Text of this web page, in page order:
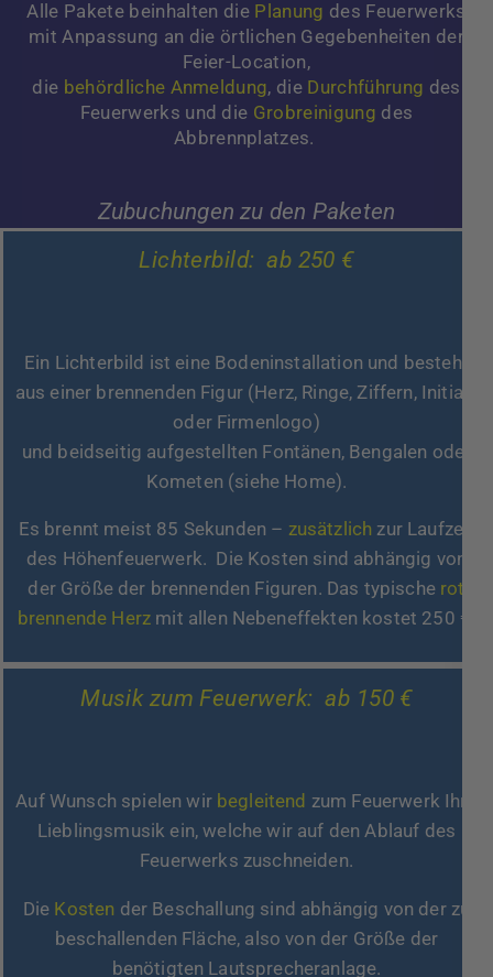
Alle Pakete beinhalten die Planung des Feuerwerks
mit Anpassung an die örtlichen Gegebenheiten der
Feier-Location,
die behördliche Anmeldung, die Durchführung des
Feuerwerks und die Grobreinigung des
Abbrennplatzes.
Zubuchungen zu den Paketen
Lichterbild: ab 250 €
Ein Lichterbild ist eine Bodeninstallation und besteht
aus einer brennenden Figur (Herz, Ringe, Ziffern, Initiale
oder Firmenlogo)
und beidseitig aufgestellten Fontänen, Bengalen oder
Kometen (siehe Home).
Es brennt meist 85 Sekunden – zusätzlich zur Laufzeit
des Höhenfeuerwerk. Die Kosten sind abhängig von
der Größe der brennenden Figuren. Das typische rot
brennende Herz mit allen Nebeneffekten kostet 250 €.
Musik zum Feuerwerk: ab 150 €
Auf Wunsch spielen wir begleitend zum Feuerwerk Ihre
Lieblingsmusik ein, welche wir auf den Ablauf des
Feuerwerks zuschneiden.
Die Kosten der Beschallung sind abhängig von der zu
beschallenden Fläche, also von der Größe der
benötigten Lautsprecheranlage.